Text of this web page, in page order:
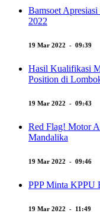
Bamsoet
2022
19 Mar 2022 - 09:39
Hasil Kualifikasi
Position di
19 Mar 2022 - 09:43
Red Flag! Motor
Mandalika
19 Mar 2022 - 09:46
PPP Minta KPPU
19 Mar 2022 - 11:49